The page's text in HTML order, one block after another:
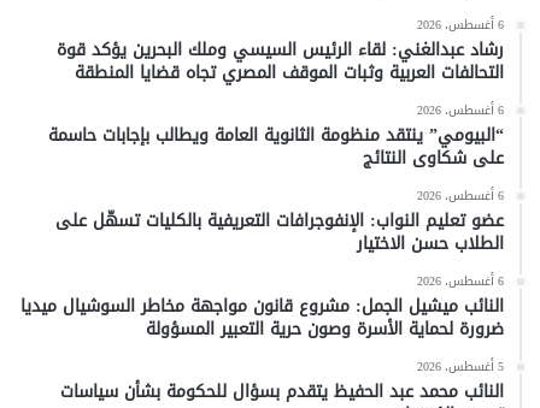
6 أغسطس، 2026
رشاد عبدالغني: لقاء الرئيس السيسي وملك البحرين يؤكد قوة
التحالفات العربية وثبات الموقف المصري تجاه قضايا المنطقة
6 أغسطس، 2026
“البيومي” ينتقد منظومة الثانوية العامة ويطالب بإجابات حاسمة
على شكاوى النتائج
6 أغسطس، 2026
عضو تعليم النواب: الإنفوجرافات التعريفية بالكليات تسهّل على
الطلاب حسن الاختيار
6 أغسطس، 2026
النائب ميشيل الجمل: مشروع قانون مواجهة مخاطر السوشيال ميديا
ضرورة لحماية الأسرة وصون حرية التعبير المسؤولة
5 أغسطس، 2026
النائب محمد عبد الحفيظ يتقدم بسؤال للحكومة بشأن سياسات